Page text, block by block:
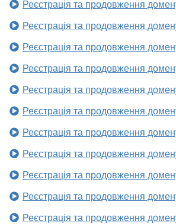
Реєстрація та продовження
Реєстрація та продовження
Реєстрація та продовження
Реєстрація та продовження
Реєстрація та продовження
Реєстрація та продовження
Реєстрація та продовження
Реєстрація та продовження
Реєстрація та продовження
Реєстрація та продовження
Реєстрація та продовження